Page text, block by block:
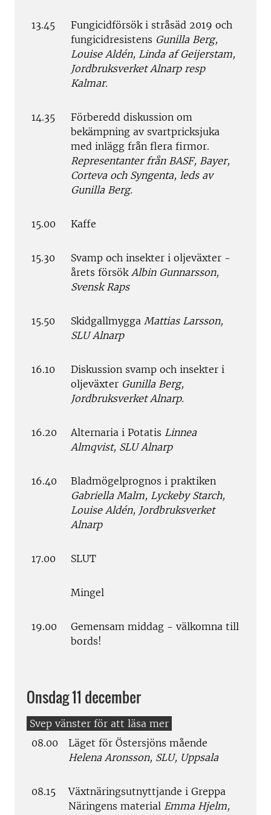
13.45
Fungicidförsök i stråsäd 2019 och
fungicidresistens Gunilla Berg,
Louise Aldén, Linda af Geijerstam,
Jordbruksverket Alnarp resp
Kalmar.
14.35
Förberedd diskussion om
bekämpning av svartpricksjuka
med inlägg från flera firmor.
Representanter från BASF, Bayer,
Corteva och Syngenta, leds av
Gunilla Berg.
15.00 Kaffe
15.30
Svamp och insekter i oljeväxter -
årets försök Albin Gunnarsson,
Svensk Raps
15.50 Skidgallmygga Mattias Larsson,
SLU Alnarp
16.10
Diskussion svamp och insekter i
oljeväxter Gunilla Berg,
Jordbruksverket Alnarp.
16.20 Alternaria i Potatis Linnea
Almqvist, SLU Alnarp
16.40
Bladmögelprognos i praktiken
Gabriella Malm, Lyckeby Starch,
Louise Aldén, Jordbruksverket
Alnarp
17.00 SLUT
Mingel
19.00
Gemensam middag - välkomna till
bords!
Onsdag 11 december
08.00
Läget för Östersjöns mående
Helena Aronsson, SLU, Uppsala
08.15
Växtnäringsutnyttjande i Greppa
Näringens material Emma Hjelm,